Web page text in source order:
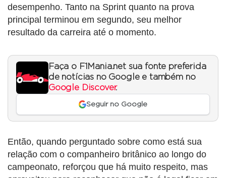
desempenho. Tanto na Sprint quanto na prova
principal terminou em segundo, seu melhor
resultado da carreira até o momento.
Faça o F1Mania.net sua fonte preferida
de notícias no Google e também no
Google Discover.
Seguir no Google
Então, quando perguntado sobre como está sua
relação com o companheiro britânico ao longo do
campeonato, reforçou que há muito respeito, mas